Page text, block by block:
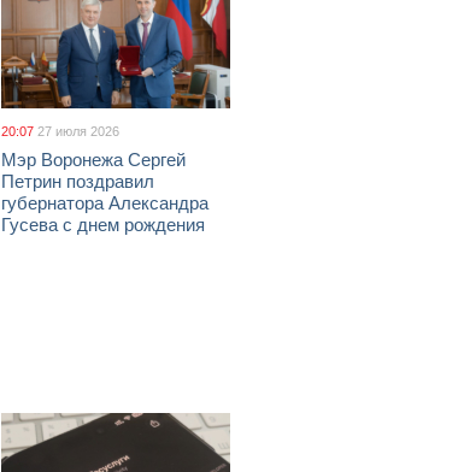
20:07 27 июля 2026
Мэр Воронежа Сергей
Петрин поздравил
губернатора Александра
Гусева с днем рождения